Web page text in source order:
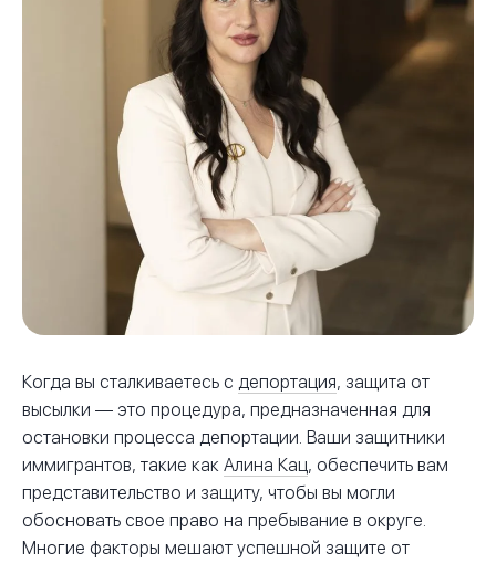
Когда вы сталкиваетесь с депортация, защита от
высылки — это процедура, предназначенная для
остановки процесса депортации. Ваши защитники
иммигрантов, такие как Алина Кац, обеспечить вам
представительство и защиту, чтобы вы могли
обосновать свое право на пребывание в округе.
Многие факторы мешают успешной защите от